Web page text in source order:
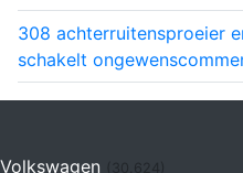
308 achterruitensproeier
schakelt ongewens
Volkswagen (30.624)